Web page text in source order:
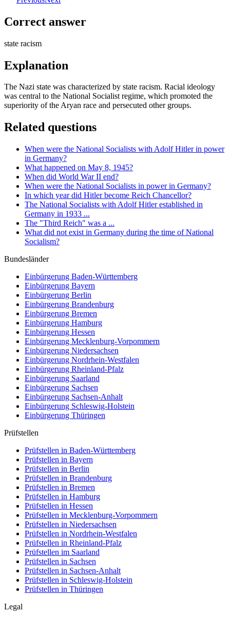
Correct answer
state racism
Explanation
The Nazi state was characterized by state racism. Racial ideology
was central to the National Socialist regime, which promoted the
superiority of the Aryan race and persecuted other groups.
Related questions
When were the National Socialists with Adolf Hitler in power
in Germany?
What happened on May 8, 1945?
When did World War II end?
When were the National Socialists in power in Germany?
In which year did Hitler become Reich Chancellor?
The National Socialists with Adolf Hitler established in
Germany in 1933 ...
The "Third Reich" was a ...
What did not exist in Germany during the time of National
Socialism?
Bundesländer
Einbürgerung Baden-Württemberg
Einbürgerung Bayern
Einbürgerung Berlin
Einbürgerung Brandenburg
Einbürgerung Bremen
Einbürgerung Hamburg
Einbürgerung Hessen
Einbürgerung Mecklenburg-Vorpommern
Einbürgerung Niedersachsen
Einbürgerung Nordrhein-Westfalen
Einbürgerung Rheinland-Pfalz
Einbürgerung Saarland
Einbürgerung Sachsen
Einbürgerung Sachsen-Anhalt
Einbürgerung Schleswig-Holstein
Einbürgerung Thüringen
Prüfstellen
Prüfstellen in Baden-Württemberg
Prüfstellen in Bayern
Prüfstellen in Berlin
Prüfstellen in Brandenburg
Prüfstellen in Bremen
Prüfstellen in Hamburg
Prüfstellen in Hessen
Prüfstellen in Mecklenburg-Vorpommern
Prüfstellen in Niedersachsen
Prüfstellen in Nordrhein-Westfalen
Prüfstellen in Rheinland-Pfalz
Prüfstellen im Saarland
Prüfstellen in Sachsen
Prüfstellen in Sachsen-Anhalt
Prüfstellen in Schleswig-Holstein
Prüfstellen in Thüringen
Legal